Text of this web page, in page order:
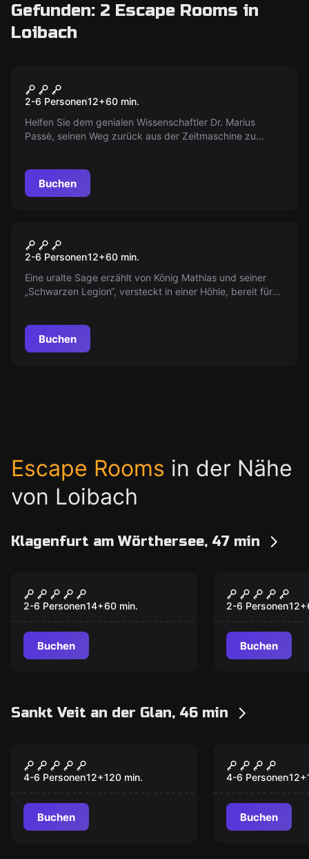
Gefunden: 2 Escape Rooms in
Loibach
Die Zeitmaschine
2-6 Personen12+60 min.
Helfen Sie dem genialen Wissenschaftler Dr. Marius
Passė, seinen Weg zurück aus der Zeitmaschine zu
um das Rätsel zu lösen!
Buchen
Der Schatz des Ritterkönigs
2-6 Personen12+60 min.
Eine uralte Sage erzählt von König Mathias und seiner
„Schwarzen Legion“, versteckt in einer Höhle, bereit für
Buchen
Escape Rooms in der Nähe
von Loibach
Klagenfurt am Wörthersee, 47 min
Go West
2-6 Personen14+60 min.
Buchen
Impossible
2-6 Personen12+
Buchen
Sankt Veit an der Glan, 46 min
Anomalien Reverse
4-6 Personen12+120 min.
Buchen
Fegefeuer
4-6 Personen12+
Buchen